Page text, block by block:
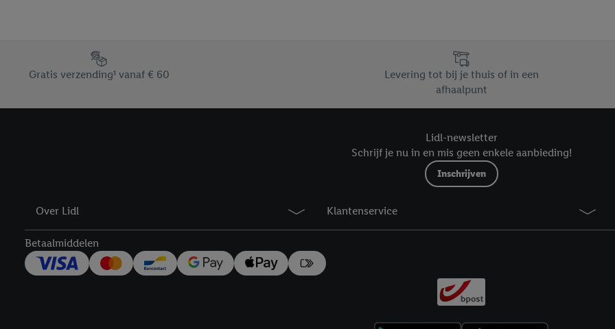
Footerelement met de verschillende USPs van Lidl.be
Gratis verzending¹ vanaf € 60
Levering tot bij je thuis of in een
afhaalpunt
Lidl-newsletter
Schrijf je nu in en mis geen enkele aanbieding!
Inschrijven
Over Lidl Klantenservice
Betaalmiddelen
informations sur la durée de conservation des données et votre droit de révoquer votre
déclaration relative à la protection des données